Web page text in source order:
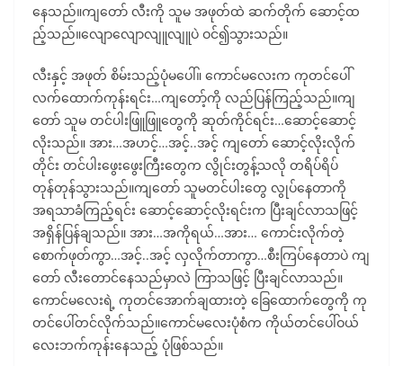
နေသည်။ကျတော် လီးကို သူမ အဖုတ်ထဲ ဆက်တိုက် ဆောင့်ထ
ည့်သည်။လျောလျောလျူလျူပဲ ဝင်၍သွားသည်။
လီးနှင့် အဖုတ် စိမ်းသည့်ပုံမပေါ်။ ကောင်မလေးက ကုတင်ပေါ်
လက်ထောက်ကုန်းရင်း…ကျတော့်ကို လည်ပြန်ကြည့်သည်။ကျ
တော် သူမ တင်ပါးဖြူဖြူတွေကို ဆုတ်ကိုင်ရင်း…ဆောင့်ဆောင့်
လိုးသည်။ အား…အဟင့်…အင့်..အင့် ကျတော် ဆောင့်လိုးလိုက်
တိုင်း တင်ပါးဖွေးဖွေးကြီးတွေက လွိုင်းတွန့်သလို တရိပ်ရိပ်
တုန်တုန်သွားသည်။ကျတော် သူမတင်ပါးတွေ လွုပ်နေတာကို
အရသာခံကြည့်ရင်း ဆောင့်ဆောင့်လိုးရင်းက ပြီးချင်လာသဖြင့်
အရှိန်ပြန်ချသည်။ အား…အကိုရယ်…အား… ကောင်းလိုက်တဲ့
စောက်ဖုတ်ကွာ…အင့်..အင့် လှလိုက်တာကွာ…စီးကြပ်နေတာပဲ ကျ
တော် လီးတောင်နေသည်မှာလဲ ကြာသဖြင့် ပြီးချင်လာသည်။
ကောင်မလေးရဲ့ ကုတင်အောက်ချထားတဲ့ ခြေထောက်တွေကို ကု
တင်ပေါ်တင်လိုက်သည်။ကောင်မလေးပုံစံက ကိုယ်တင်ပေါ်ဝယ်
လေးဘက်ကုန်းနေသည့် ပုံဖြစ်သည်။